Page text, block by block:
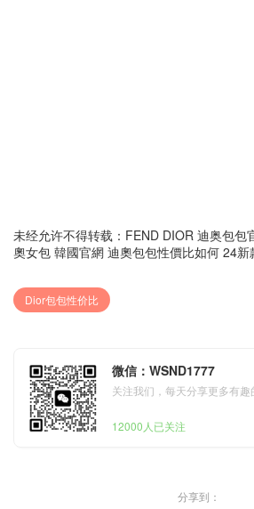
未经允许不得转载： FEND DIOR 迪奥包包
奧女包 韓國官網 迪奧包包性價比如何 24新
Dior包包性价比
微信：WSND1777
关注我们，每天分享更多有趣
12000人已关注
分享到：